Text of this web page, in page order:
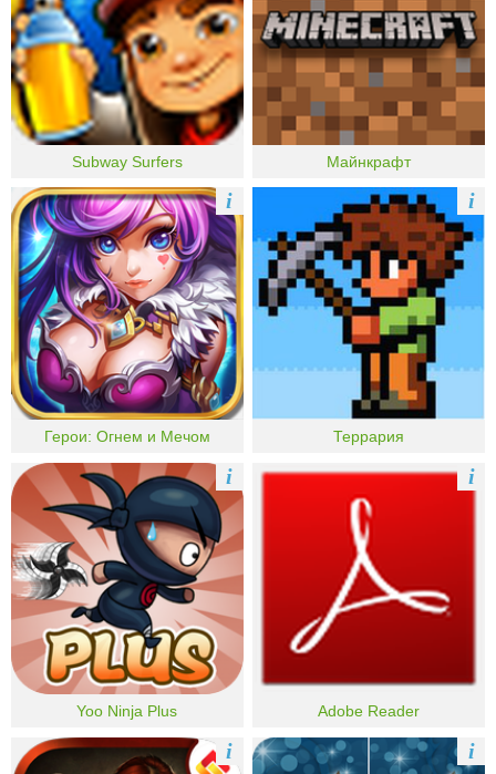
Subway Surfers Майнкрафт
Герои: Огнем и Мечом
i
Террария
i
Yoo Ninja Plus
i
Adobe Reader
i
i i